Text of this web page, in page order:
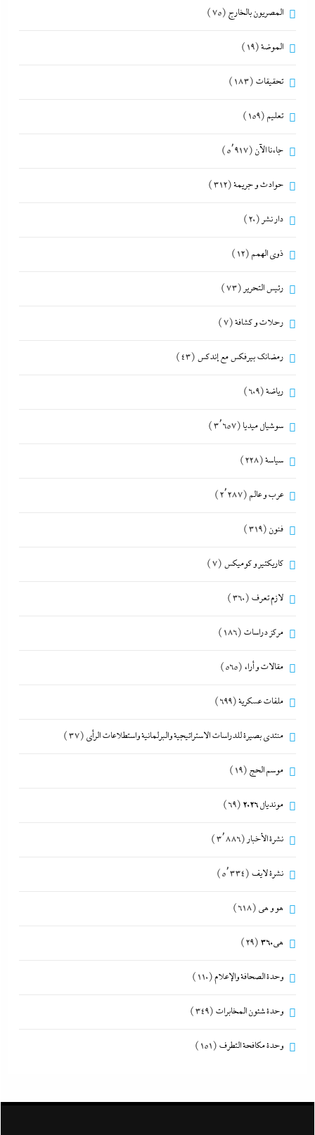
المصريون بالخارج (75)
الموضة(19)
تحقيقات (183)
تعليم (159)
جاءنا الآن (5٬917)
حوادث و جريمة(312)
دار نشر (20)
ذوى الهمم (12)
رئيس التحرير (73)
رحلات و كشافة(7)
رمضانك بيرفكس مع إندكس (43)
رياضة(609)
سوشيال ميديا (3٬657)
سياسة(228)
عرب و عالم (2٬287)
فنون (319)
كاريكتير و كوميكس (7)
لازم تعرف (360)
مركز دراسات (186)
مقالات و أراء (565)
ملفات عسكرية(699)
منتدى بصيرة للدراسات الاستراتيجية والبرلمانية واستطلاعات الرأى (37)
موسم الحج (19)
مونديال 2026 (69)
نشرة الأخبار (3٬886)
نشرة لايف (5٬334)
هو و هي (618)
هى360 (29)
وحدة الصحافة والإعلام(110)
وحدة شئون المخابرات (349)
وحدة مكافحة التطرف (151)